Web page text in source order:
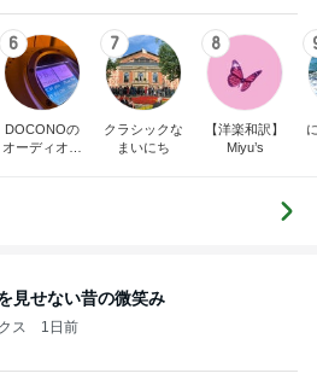
6
DOCONOの
オーディオ礼
7
クラシックな
まいにち
8
【洋楽和訳】
Miyu’s
見せない昔の微笑み
ス 1日前